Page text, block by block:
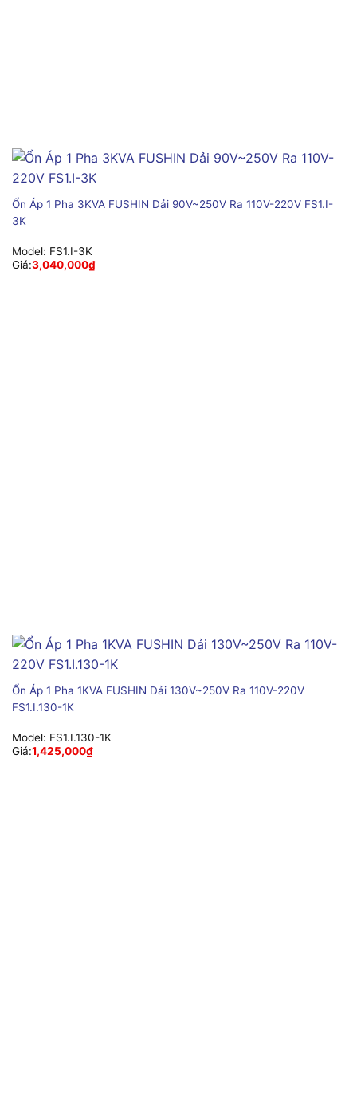
Ổn Áp 1 Pha 3KVA FUSHIN Dải 90V~250V Ra 110V-220V FS1.I-
3K
Model: FS1.I-3K
Giá:3,040,000₫
Ổn Áp 1 Pha 1KVA FUSHIN Dải 130V~250V Ra 110V-220V
FS1.I.130-1K
Model: FS1.I.130-1K
Giá:1,425,000₫